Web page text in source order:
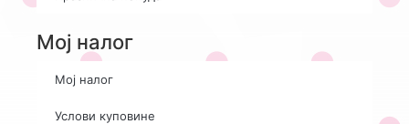
Мој налог
Мој налог
Услови куповине